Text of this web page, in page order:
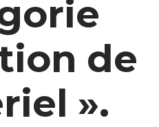
de
».